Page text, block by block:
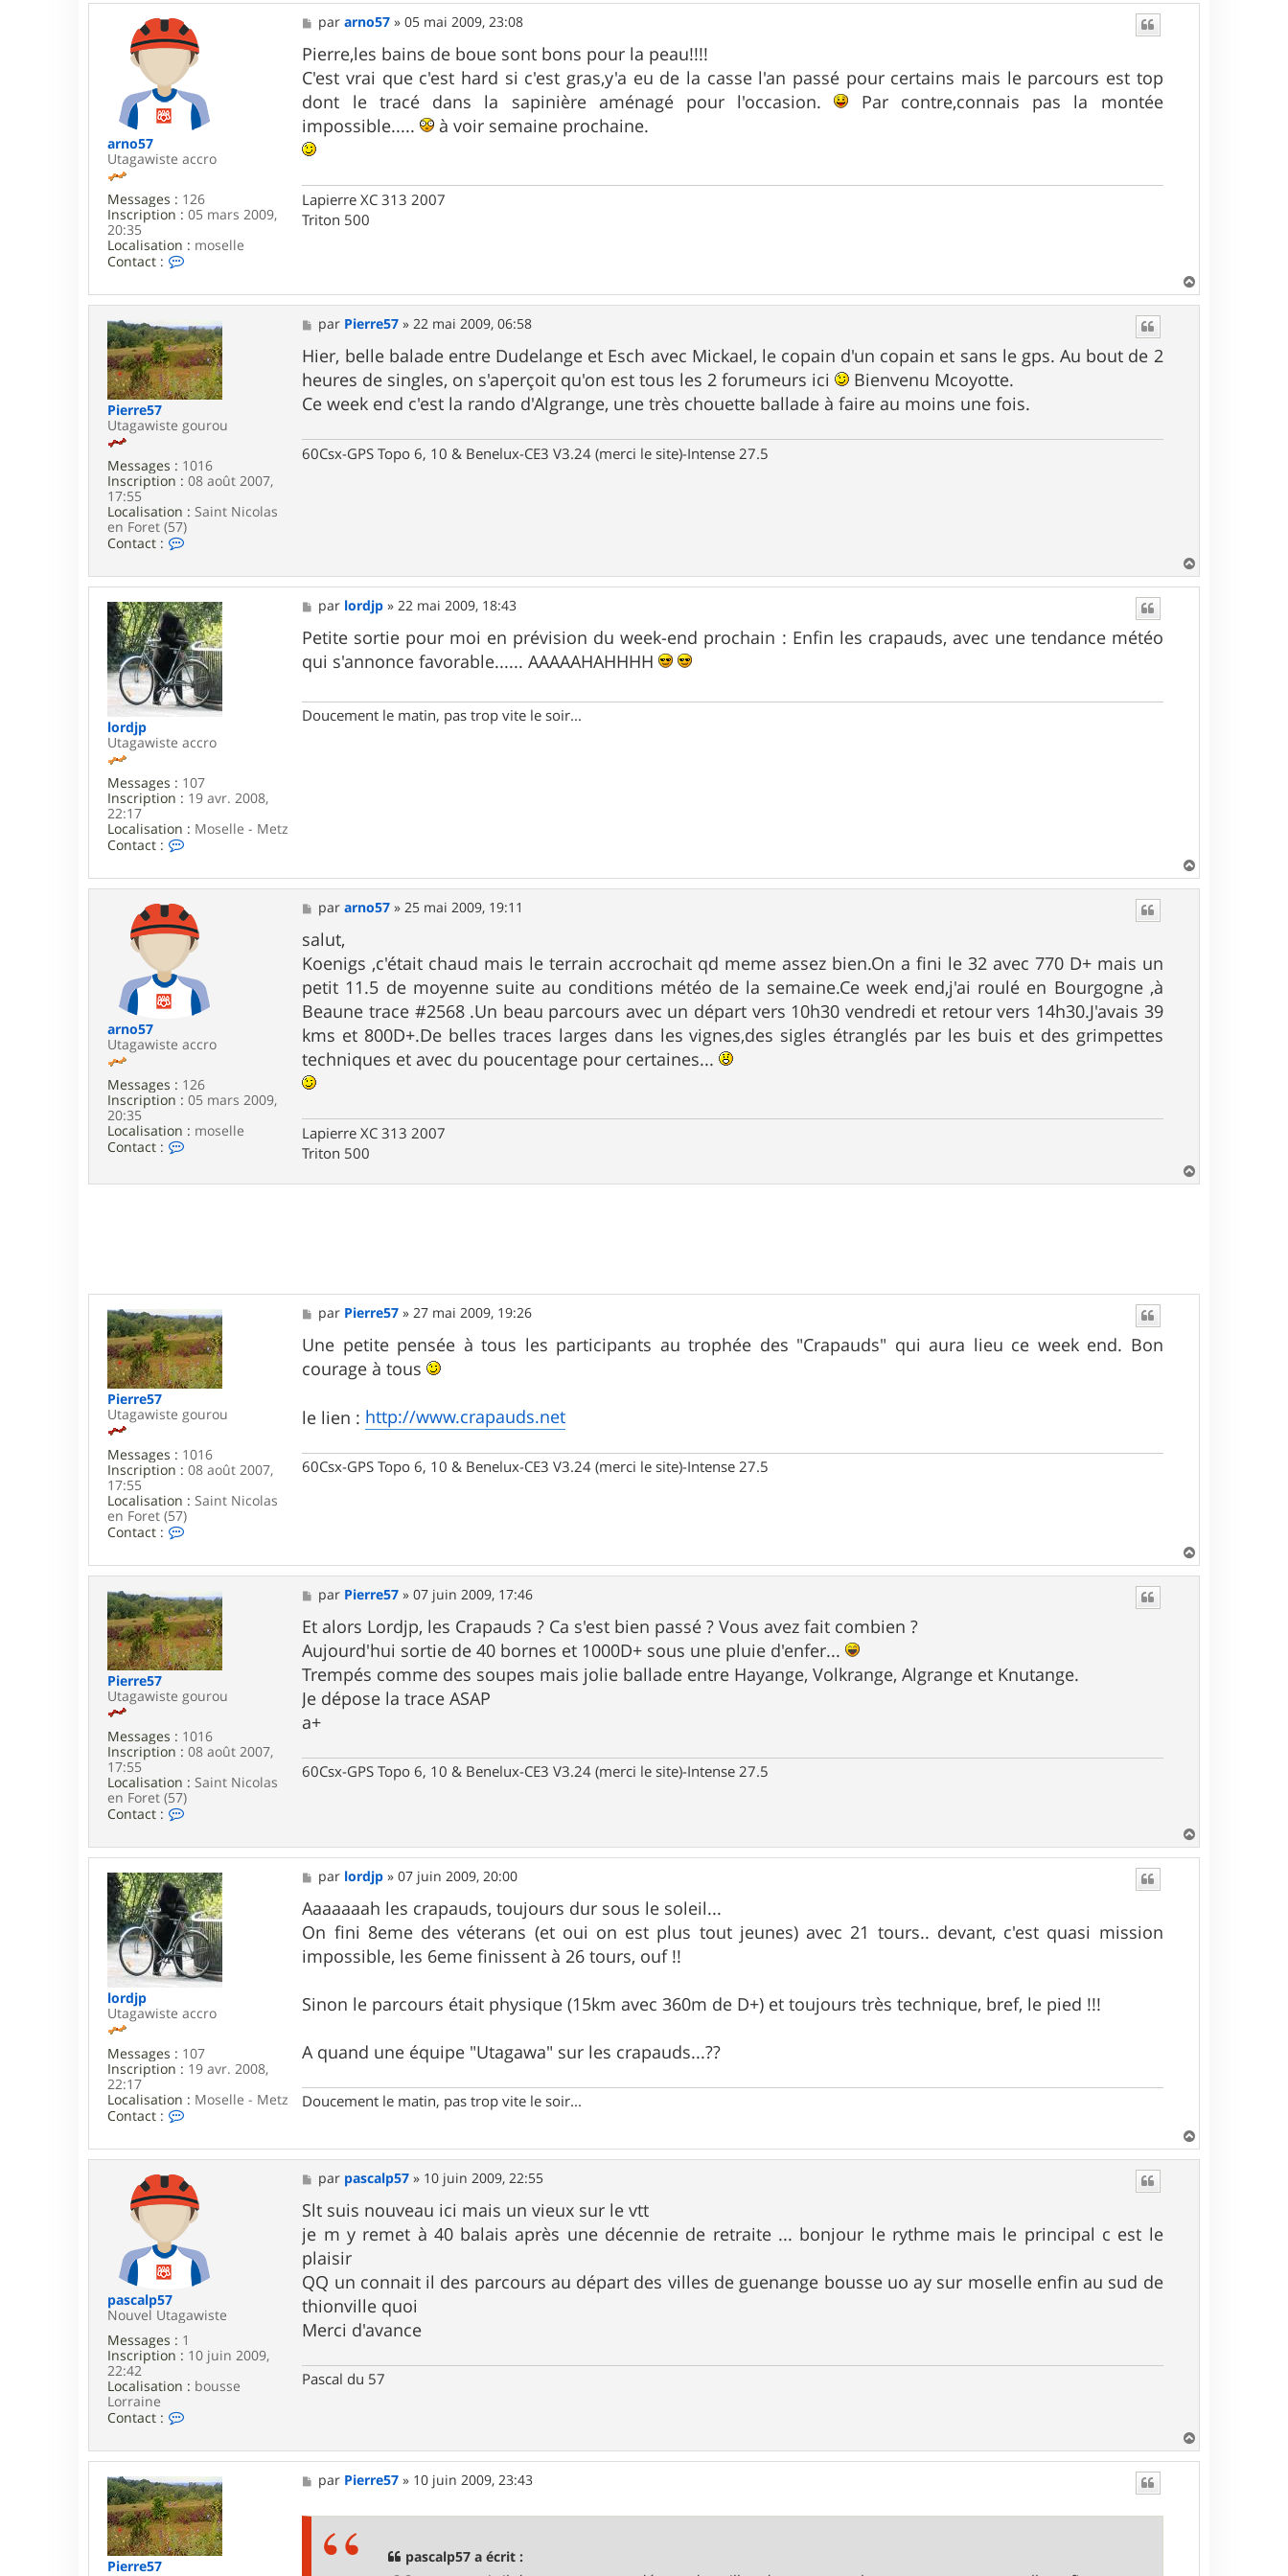
arno57
Utagawiste accro
Messages : 126
Inscription : 05 mars 2009,
20:35
Localisation : moselle
Contact :
n
t
c
t
e
r
a
n
5
7
M
e
s
s
a
g
e
pararno57 »05 mai 2009, 23:08
Pierre,les bains de boue sont bons pour la peau!!!!
C'est vrai que c'est hard si c'est gras,y'a eu de la casse l'an passé pour certains mais le parcours est top
dont le tracé dans la sapinière aménagé pour l'occasion.
Par contre,connais pas la montée
impossible.....
à voir semaine prochaine.
Lapierre XC 313 2007
Triton 500
a
Pierre57
Utagawiste gourou
Messages : 1016
Inscription : 08 août 2007,
17:55
Localisation : Saint Nicolas
en Foret (57)
Contact :
t
a
c
t
e
r
P
i
e
r
7
M
e
s
s
a
g
e
par Pierre57 »22 mai 2009, 06:58
Hier, belle balade entre Dudelange et Esch avec Mickael, le copain d'un copain et sans le gps. Au bout de 2
heures de singles, on s'aperçoit qu'on est tous les 2 forumeurs ici
Bienvenu Mcoyotte.
Ce week end c'est la rando d'Algrange, une très chouette ballade à faire au moins une fois.
60Csx-GPS Topo 6, 10 & Benelux-CE3 V3.24 (merci le site)-Intense 27.5
a
lordjp
Utagawiste accro
Messages : 107
Inscription : 19 avr. 2008,
22:17
Localisation : Moselle - Metz
Contact :
n
t
c
t
e
l
o
r
j
M
e
s
s
a
par lordjp »22 mai 2009, 18:43
Petite sortie pour moi en prévision du week-end prochain : Enfin les crapauds, avec une tendance météo
qui s'annonce favorable...... AAAAAHAHHHH
Doucement le matin, pas trop vite le soir...
a
arno57
Utagawiste accro
Messages : 126
Inscription : 05 mars 2009,
20:35
Localisation : moselle
Contact :
t
r
n
o
5
7
M
e
s
s
a
g
e
pararno57 »25 mai 2009, 19:11
salut,
Koenigs ,c'était chaud mais le terrain accrochait qd meme assez bien.On a fini le 32 avec 770 D+ mais un
petit 11.5 de moyenne suite au conditions météo de la semaine.Ce week end,j'ai roulé en Bourgogne ,à
Beaune trace #2568 .Un beau parcours avec un départ vers 10h30 vendredi et retour vers 14h30.J'avais 39
kms et 800D+.De belles traces larges dans les vignes,des sigles étranglés par les buis et des grimpettes
techniques et avec du poucentage pour certaines...
Lapierre XC 313 2007
Triton 500
a
Pierre57
Utagawiste gourou
Messages : 1016
Inscription : 08 août 2007,
17:55
Localisation : Saint Nicolas
en Foret (57)
Contact :
t
c
t
e
r
P
e
r
e
5
M
e
s
s
a
par Pierre57 » 27 mai 2009, 19:26
Une petite pensée à tous les participants au trophée des "Crapauds" qui aura lieu ce week end. Bon
courage à tous
le lien : http://www.crapauds.net
60Csx-GPS Topo 6, 10 & Benelux-CE3 V3.24 (merci le site)-Intense 27.5
a
Pierre57
Utagawiste gourou
Messages : 1016
Inscription : 08 août 2007,
17:55
Localisation : Saint Nicolas
en Foret (57)
Contact :
t
a
c
t
e
r
P
i
e
r
7
M
e
s
s
a
g
e
par Pierre57 »07 juin 2009, 17:46
Et alors Lordjp, les Crapauds ? Ca s'est bien passé ? Vous avez fait combien ?
Aujourd'hui sortie de 40 bornes et 1000D+ sous une pluie d'enfer...
Trempés comme des soupes mais jolie ballade entre Hayange, Volkrange, Algrange et Knutange.
Je dépose la trace ASAP
a+
60Csx-GPS Topo 6, 10 & Benelux-CE3 V3.24 (merci le site)-Intense 27.5
a
u
lordjp
Utagawiste accro
Messages : 107
Inscription : 19 avr. 2008,
22:17
Localisation : Moselle - Metz
Contact :
t
c
t
e
l
o
r
j
M
e
s
s
a
g
e
par lordjp »07 juin 2009, 20:00
Aaaaaaah les crapauds, toujours dur sous le soleil...
On fini 8eme des véterans (et oui on est plus tout jeunes) avec 21 tours.. devant, c'est quasi mission
impossible, les 6eme finissent à 26 tours, ouf !!
Sinon le parcours était physique (15km avec 360m de D+) et toujours très technique, bref, le pied !!!
A quand une équipe "Utagawa" sur les crapauds...??
Doucement le matin, pas trop vite le soir...
a
pascalp57
Nouvel Utagawiste
Messages : 1
Inscription : 10 juin 2009,
22:42
Localisation : bousse
Lorraine
Contact :
t
a
c
t
e
r
p
M
e
s
s
a
g
e
par pascalp57 » 10 juin 2009, 22:55
Slt suis nouveau ici mais un vieux sur le vtt
je m y remet à 40 balais après une décennie de retraite ... bonjour le rythme mais le principal c est le
plaisir
QQ un connait il des parcours au départ des villes de guenange bousse uo ay sur moselle enfin au sud de
thionville quoi
Merci d'avance
Pascal du 57
a
u
Pierre57
M
e
par Pierre57 » 10 juin 2009, 23:43
pascalp57 a écrit :